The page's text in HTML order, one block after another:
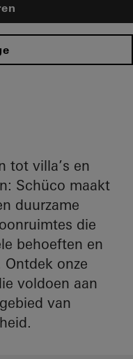
tot villa’s en
Schüco maakt
duurzame
die
behoeften en
onze
voldoen aan
van